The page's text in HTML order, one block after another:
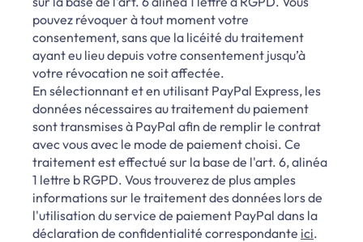
pouvez révoquer à tout moment votre
consentement, sans que la licéité du traitement
ayant eu lieu depuis votre consentement jusqu’à
votre révocation ne soit affectée.
En sélectionnant et en utilisant PayPal Express, les
données nécessaires au traitement du paiement
sont transmises à PayPal afin de remplir le contrat
avec vous avec le mode de paiement choisi. Ce
traitement est effectué sur la base de l'art. 6, alinéa
1 lettre b RGPD. Vous trouverez de plus amples
informations sur le traitement des données lors de
l'utilisation du service de paiement PayPal dans la
déclaration de confidentialité correspondante ici.